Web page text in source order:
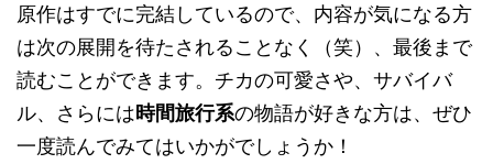
原作はすでに完結しているので、内容が気になる方
は次の展開を待たされることなく（笑）、最後まで
読むことができます。チカの可愛さや、サバイバ
ル、さらには時間旅行系の物語が好きな方は、ぜひ
一度読んでみてはいかがでしょうか！